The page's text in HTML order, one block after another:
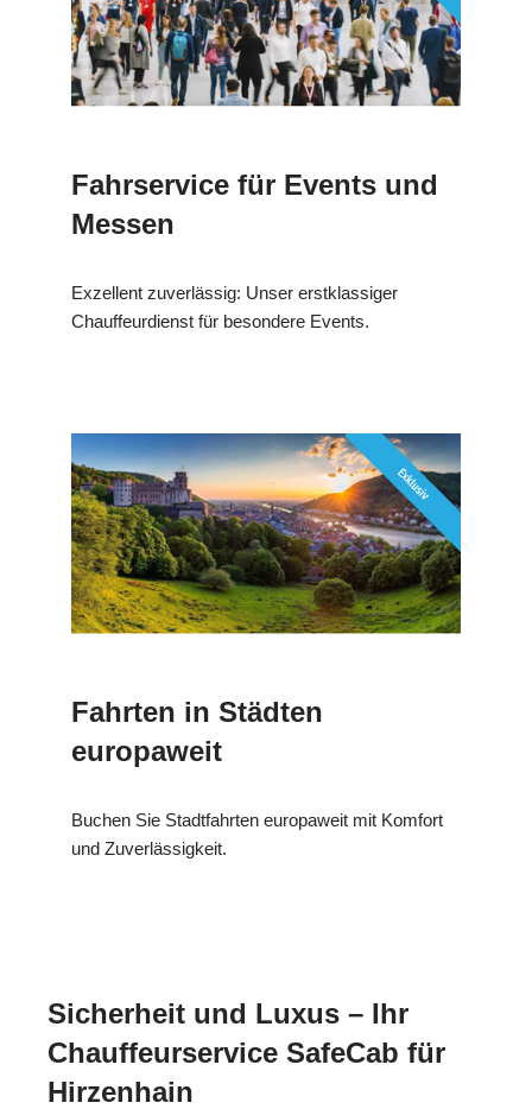
Fahrservice für Events und
Messen
Exzellent zuverlässig: Unser erstklassiger
Chauffeurdienst für besondere Events.
Fahrten in Städten
europaweit
Buchen Sie Stadtfahrten europaweit mit Komfort
und Zuverlässigkeit.
Sicherheit und Luxus – Ihr
Chauffeurservice SafeCab für
Hirzenhain